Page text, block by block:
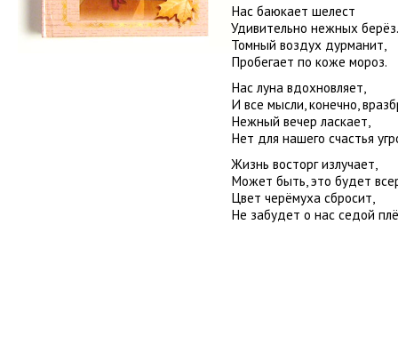
Нас баюкает шелест
Удивительно нежных берёз.
Томный воздух дурманит,
Пробегает по коже мороз.
Нас луна вдохновляет,
И все мысли, конечно,
Нежный вечер ласкает,
Нет для нашего счастья
Жизнь восторг излучает,
Может быть, это будет
Цвет черёмуха сбросит,
Не забудет о нас седой